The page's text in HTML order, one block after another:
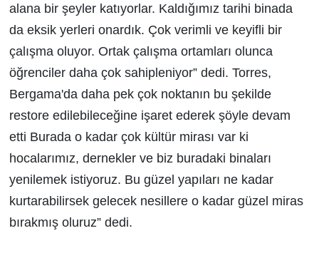
alana bir şeyler katıyorlar. Kaldığımız tarihi binada
da eksik yerleri onardık. Çok verimli ve keyifli bir
çalışma oluyor. Ortak çalışma ortamları olunca
öğrenciler daha çok sahipleniyor” dedi. Torres,
Bergama'da daha pek çok noktanın bu şekilde
restore edilebileceğine işaret ederek şöyle devam
etti Burada o kadar çok kültür mirası var ki
hocalarımız, dernekler ve biz buradaki binaları
yenilemek istiyoruz. Bu güzel yapıları ne kadar
kurtarabilirsek gelecek nesillere o kadar güzel miras
bırakmış oluruz” dedi.